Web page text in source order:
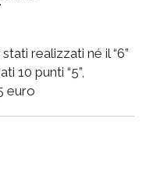
realizzati né il “6”
10 punti “5”,
euro